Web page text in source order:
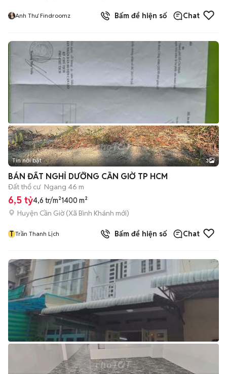
Anh Thư Findroomz Bấm để hiện số Chat
Tin nổi bật 3
BÁN ĐẤT NGHỈ DƯỠNG CẦN GIỜ TP HCM
Đất thổ cư Ngang 46 m
6,5 tỷ4,6 tr/m²1400 m²
Huyện Cần Giờ(Xã Bình Khánh mới)
T Trần Thanh Lịch Bấm để hiện số Chat